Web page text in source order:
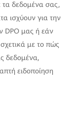
τα δεδομένα σας,
ισχύουν για την
DPO μας ή εάν
με το πώς
δεδομένα,
ειδοποίηση